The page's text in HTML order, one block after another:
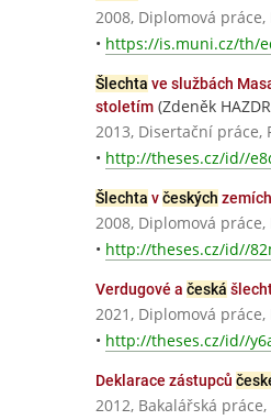
2008, Diplomová
• https://is.muni.cz/th/
Šlechta ve službách
stoletím (Zdeněk
2013, Disertační práce,
• http://theses.cz/id//
Šlechta včeských
2008, Diplomová
• http://theses.cz/id//
Verdugové a česká
2021, Diplomová
• http://theses.cz/id//
Deklarace zástupců
2012, Bakalářská